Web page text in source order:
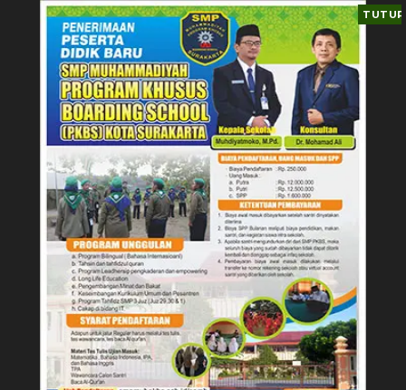
TUTUP